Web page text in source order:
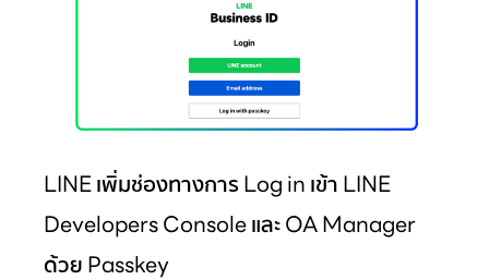
LINE เพิ่มช่องทางการ Log in เข้า LINE
Developers Console และ OA Manager
ด้วย Passkey